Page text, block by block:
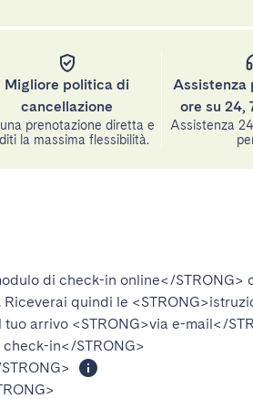
Migliore politica di
cancellazione
una prenotazione diretta e
la massima flessibilità.
Assistenza
ore su 24,
Assistenza
di check-in online</STRONG>
quindi le
tuo arrivo <STRONG>via e-mail</
check-in</STRONG>